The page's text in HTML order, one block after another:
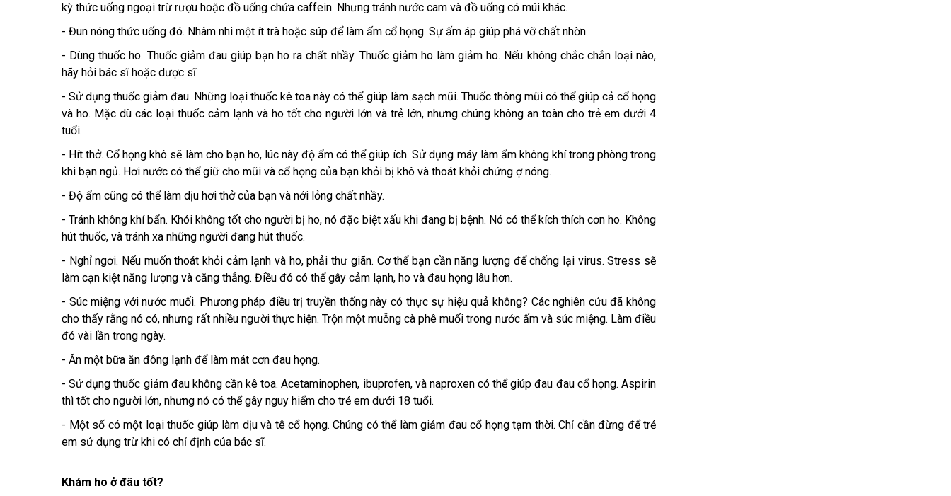
kỳ thức uống ngoại trừ rượu hoặc đồ uống chứa caffein. Nhưng tránh nước cam và đồ uống có múi khác.
- Đun nóng thức uống đó. Nhâm nhi một ít trà hoặc súp để làm ấm cổ họng. Sự ấm áp giúp phá vỡ chất nhờn.
- Dùng thuốc ho. Thuốc giảm đau giúp bạn ho ra chất nhầy. Thuốc giảm ho làm giảm ho. Nếu không chắc chắn loại nào,
hãy hỏi bác sĩ hoặc dược sĩ.
- Sử dụng thuốc giảm đau. Những loại thuốc kê toa này có thể giúp làm sạch mũi. Thuốc thông mũi có thể giúp cả cổ họng
và ho. Mặc dù các loại thuốc cảm lạnh và ho tốt cho người lớn và trẻ lớn, nhưng chúng không an toàn cho trẻ em dưới 4
tuổi.
- Hít thở. Cổ họng khô sẽ làm cho bạn ho, lúc này độ ẩm có thể giúp ích. Sử dụng máy làm ẩm không khí trong phòng trong
khi bạn ngủ. Hơi nước có thể giữ cho mũi và cổ họng của bạn khỏi bị khô và thoát khỏi chứng ợ nóng.
- Độ ẩm cũng có thể làm dịu hơi thở của bạn và nới lỏng chất nhầy.
- Tránh không khí bẩn. Khói không tốt cho người bị ho, nó đặc biệt xấu khi đang bị bệnh. Nó có thể kích thích cơn ho. Không
hút thuốc, và tránh xa những người đang hút thuốc.
- Nghỉ ngơi. Nếu muốn thoát khỏi cảm lạnh và ho, phải thư giãn. Cơ thể bạn cần năng lượng để chống lại virus. Stress sẽ
làm cạn kiệt năng lượng và căng thẳng. Điều đó có thể gây cảm lạnh, ho và đau họng lâu hơn.
- Súc miệng với nước muối. Phương pháp điều trị truyền thống này có thực sự hiệu quả không? Các nghiên cứu đã không
cho thấy rằng nó có, nhưng rất nhiều người thực hiện. Trộn một muỗng cà phê muối trong nước ấm và súc miệng. Làm điều
đó vài lần trong ngày.
- Ăn một bữa ăn đông lạnh để làm mát cơn đau họng.
- Sử dụng thuốc giảm đau không cần kê toa. Acetaminophen, ibuprofen, và naproxen có thể giúp đau đau cổ họng. Aspirin
thì tốt cho người lớn, nhưng nó có thể gây nguy hiểm cho trẻ em dưới 18 tuổi.
- Một số có một loại thuốc giúp làm dịu và tê cổ họng. Chúng có thể làm giảm đau cổ họng tạm thời. Chỉ cần đừng để trẻ
em sử dụng trừ khi có chỉ định của bác sĩ.
Khám ho ở đâu tốt?